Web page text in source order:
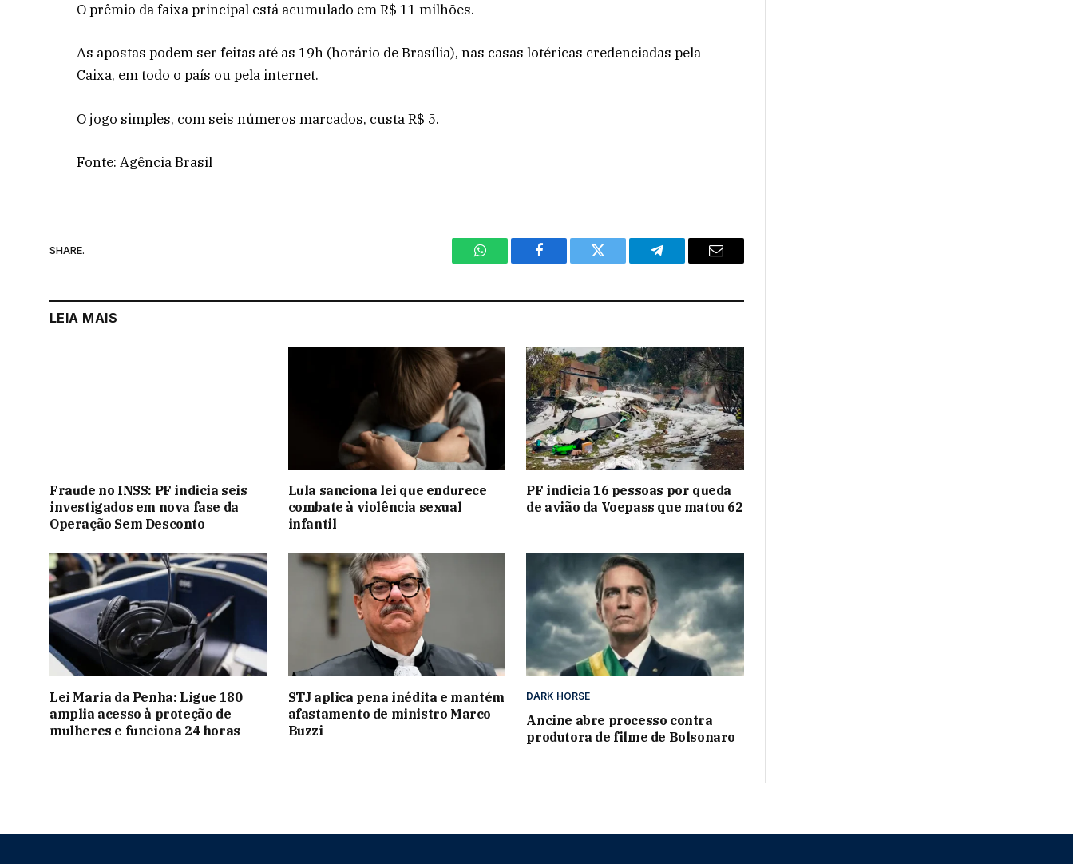
O prêmio da faixa principal está acumulado em R$ 11 milhões.
As apostas podem ser feitas até as 19h (horário de Brasília), nas casas lotéricas credenciadas pela
Caixa, em todo o país ou pela internet.
O jogo simples, com seis números marcados, custa R$ 5.
Fonte: Agência Brasil
SHARE.
WhatsAppFacebook Twitter Telegram Email
LEIA MAIS
Fraude no INSS: PF indicia seis
investigados em nova fase da
Operação Sem Desconto
Lula sanciona lei que endurece
combate à violência sexual
infantil
PF indicia 16 pessoas por queda
de avião da Voepass que matou 62
Lei Maria da Penha: Ligue 180
amplia acesso à proteção de
mulheres e funciona 24 horas
STJ aplica pena inédita e mantém
afastamento de ministro Marco
Buzzi
DARK HORSE
Ancine abre processo contra
produtora de filme de Bolsonaro